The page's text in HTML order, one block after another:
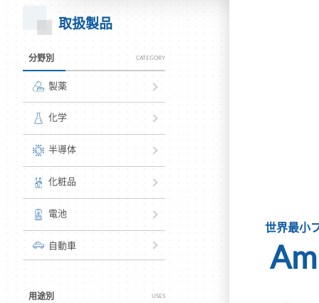
取扱製品
分野別 CATEGORY
製薬
化学
半導体
化粧品
電池
自動車
用途別 USES
世界最小